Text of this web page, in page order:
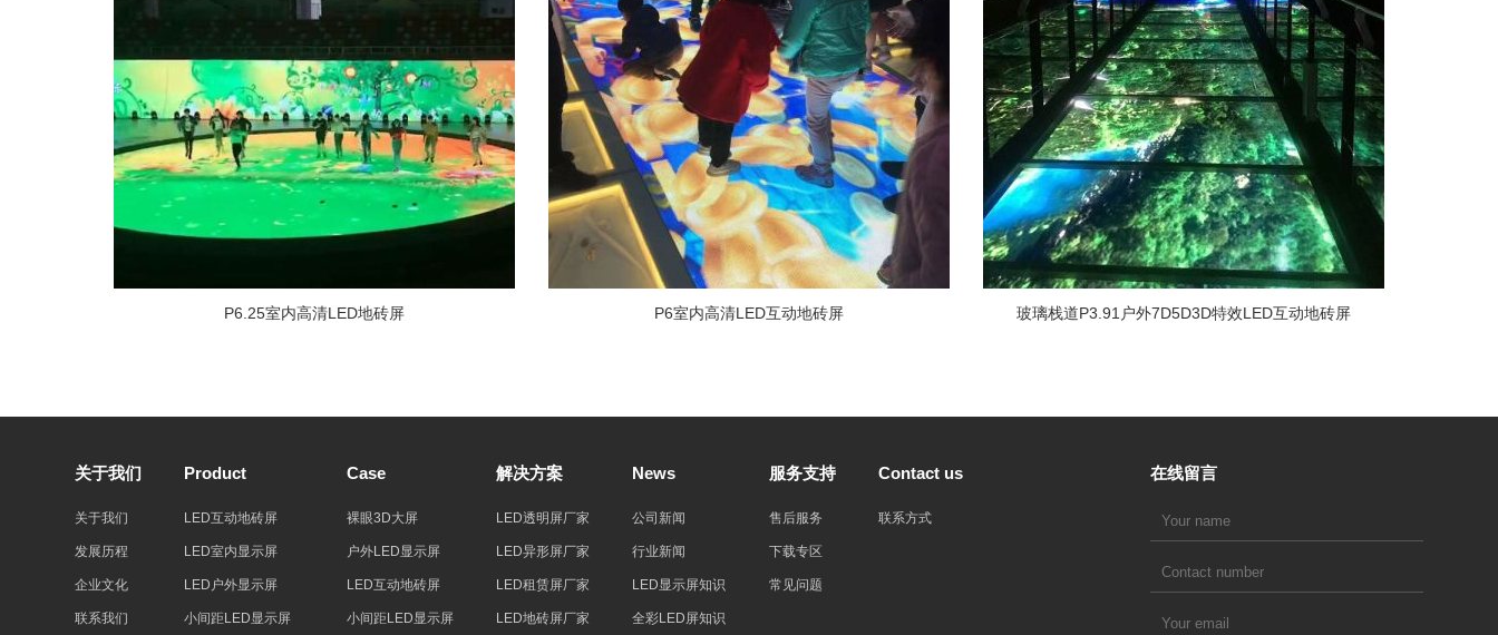
P6.25室内高清LED地砖屏 P6室内高清LED互动地砖屏 玻璃栈道P3.91户外7D5D3D特效LED互动地砖屏
关于我们
关于我们
发展历程
企业文化
联系我们
Product
LED互动地砖屏
LED室内显示屏
LED户外显示屏
小间距LED显示屏
Case
裸眼3D大屏
户外LED显示屏
LED互动地砖屏
小间距LED显示屏
解决方案
LED透明屏厂家
LED异形屏厂家
LED租赁屏厂家
LED地砖屏厂家
News
公司新闻
行业新闻
LED显示屏知识
全彩LED屏知识
服务支持
售后服务
下载专区
常见问题
Contact us
联系方式
在线留言